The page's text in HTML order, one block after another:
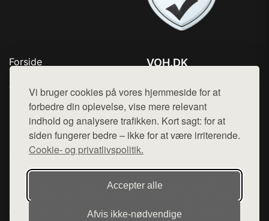
Vi bruger cookies på vores hjemmeside for at
forbedre din oplevelse, vise mere relevant
indhold og analysere trafikken. Kort sagt: for at
siden fungerer bedre – ikke for at være irriterende.
Cookie- og privatlivspolitik.
Accepter alle
Afvis ikke‑nødvendige
Forside
Top Rabatter
Kontakt
VOH.DK
Mail: hej@want.dk
Cookie- og privatlivspolitik
Denne side er en del af want.dk, der udgiver en række
hjemmesider med præsentation af forskellige produkter fra
diverse webshops. Der sælges ikke varer fra denne side - vi